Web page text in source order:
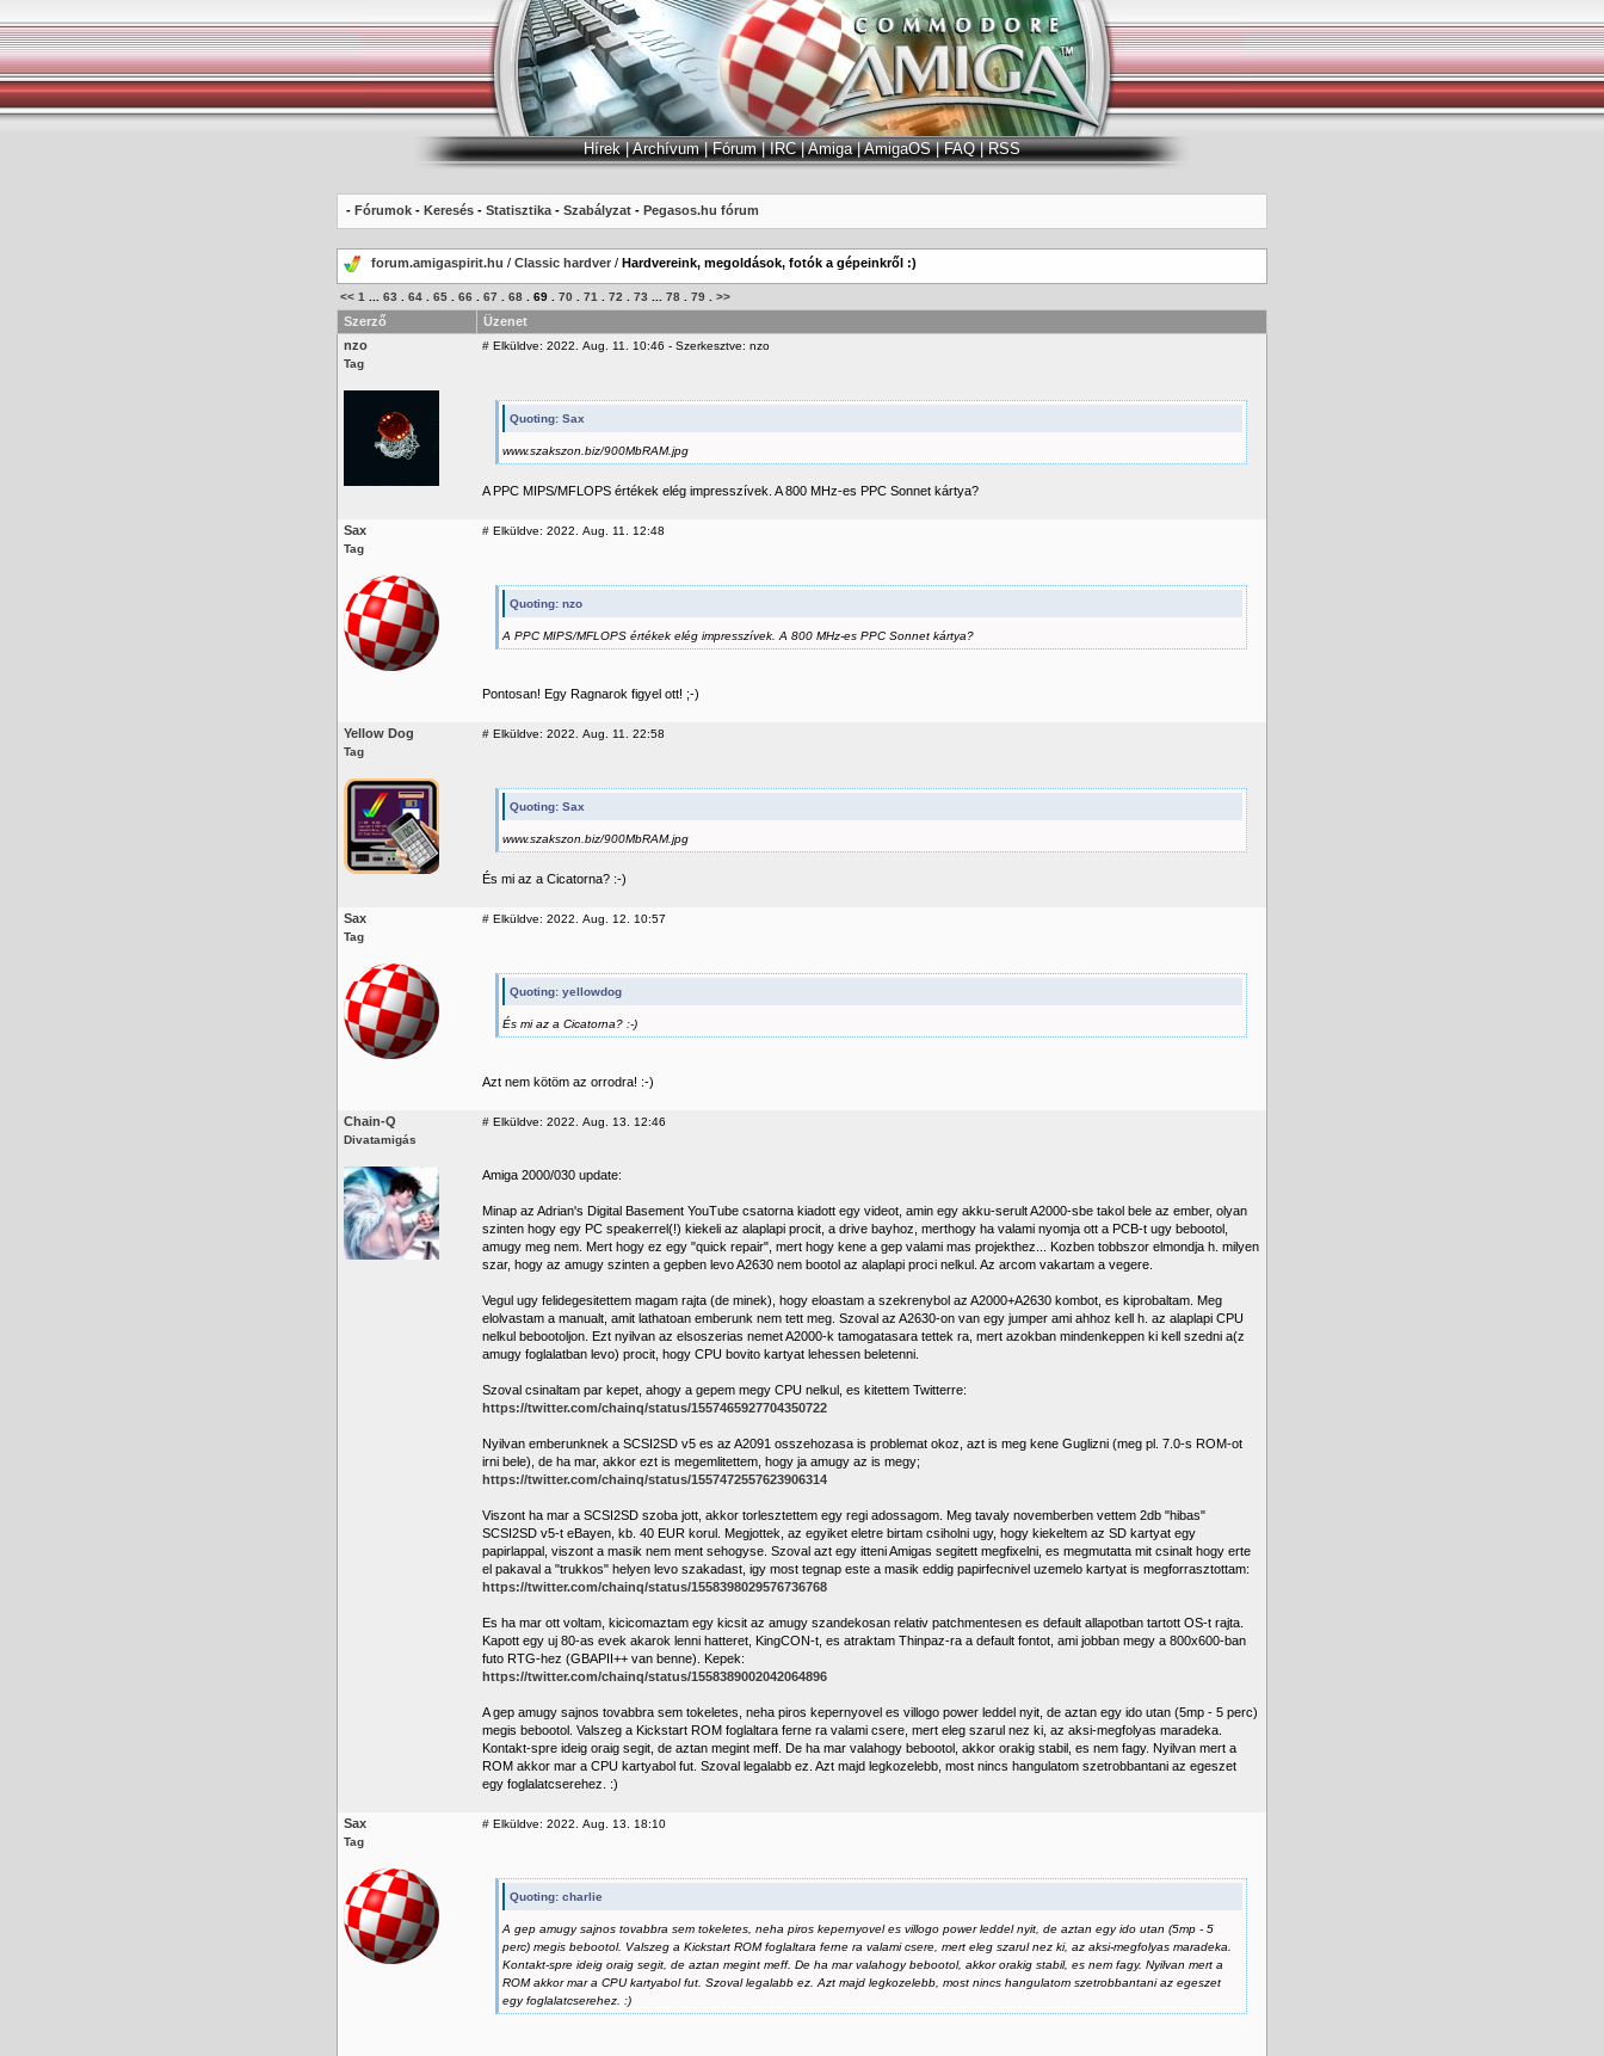
Hírek|Archívum|Fórum|IRC|Amiga|AmigaOS|FAQ|RSS
- Fórumok - Keresés - Statisztika - Szabályzat - Pegasos.hu fórum
forum.amigaspirit.hu / Classic hardver / Hardvereink, megoldások, fotók a gépeinkről :)
<< 1 63 64 65 66 67 68 69 70 71 72 73 78 79 >>
Szerző
Üzenet
nzo
Tag
# Elküldve: 2022. Aug. 11. 10:46 - Szerkesztve: nzo
Quoting: Sax
www.szakszon.biz/900MbRAM.jpg
A PPC MIPS/MFLOPS értékek elég impresszívek. A 800 MHz-es PPC Sonnet kártya?
Sax
Tag
# Elküldve: 2022. Aug. 11. 12:48
Quoting: nzo
A PPC MIPS/MFLOPS értékek elég impresszívek. A 800 MHz-es PPC Sonnet kártya?
Pontosan! Egy Ragnarok figyel ott! ;-)
Yellow Dog
Tag
# Elküldve: 2022. Aug. 11. 22:58
Quoting: Sax
www.szakszon.biz/900MbRAM.jpg
És mi az a Cicatorna? :-)
Sax
Tag
# Elküldve: 2022. Aug. 12. 10:57
Quoting: yellowdog
És mi az a Cicatorna? :-)
Azt nem kötöm az orrodra! :-)
Chain-Q
Divatamigás
# Elküldve: 2022. Aug. 13. 12:46
Amiga 2000/030 update:
Minap az Adrian's Digital Basement YouTube csatorna kiadott egy videot, amin egy akku-serult A2000-sbe takol bele az ember, olyan
szinten hogy egy PC speakerrel(!) kiekeli az alaplapi procit, a drive bayhoz, merthogy ha valami nyomja ott a PCB-t ugy bebootol,
amugy meg nem. Mert hogy ez egy "quick repair", mert hogy kene a gep valami mas projekthez... Kozben tobbszor elmondja h. milyen
szar, hogy az amugy szinten a gepben levo A2630 nem bootol az alaplapi proci nelkul. Az arcom vakartam a vegere.
Vegul ugy felidegesitettem magam rajta (de minek), hogy eloastam a szekrenybol az A2000+A2630 kombot, es kiprobaltam. Meg
elolvastam a manualt, amit lathatoan emberunk nem tett meg. Szoval az A2630-on van egy jumper ami ahhoz kell h. az alaplapi CPU
nelkul bebootoljon. Ezt nyilvan az elsoszerias nemet A2000-k tamogatasara tettek ra, mert azokban mindenkeppen ki kell szedni a(z
amugy foglalatban levo) procit, hogy CPU bovito kartyat lehessen beletenni.
Szoval csinaltam par kepet, ahogy a gepem megy CPU nelkul, es kitettem Twitterre:
https://twitter.com/chainq/status/1557465927704350722
Nyilvan emberunknek a SCSI2SD v5 es az A2091 osszehozasa is problemat okoz, azt is meg kene Guglizni (meg pl. 7.0-s ROM-ot
irni bele), de ha mar, akkor ezt is megemlitettem, hogy ja amugy az is megy;
https://twitter.com/chainq/status/1557472557623906314
Viszont ha mar a SCSI2SD szoba jott, akkor torlesztettem egy regi adossagom. Meg tavaly novemberben vettem 2db "hibas"
SCSI2SD v5-t eBayen, kb. 40 EUR korul. Megjottek, az egyiket eletre birtam csiholni ugy, hogy kiekeltem az SD kartyat egy
papirlappal, viszont a masik nem ment sehogyse. Szoval azt egy itteni Amigas segitett megfixelni, es megmutatta mit csinalt hogy erte
el pakaval a "trukkos" helyen levo szakadast, igy most tegnap este a masik eddig papirfecnivel uzemelo kartyat is megforrasztottam:
https://twitter.com/chainq/status/1558398029576736768
Es ha mar ott voltam, kicicomaztam egy kicsit az amugy szandekosan relativ patchmentesen es default allapotban tartott OS-t rajta.
Kapott egy uj 80-as evek akarok lenni hatteret, KingCON-t, es atraktam Thinpaz-ra a default fontot, ami jobban megy a 800x600-ban
futo RTG-hez (GBAPII++ van benne). Kepek:
https://twitter.com/chainq/status/1558389002042064896
A gep amugy sajnos tovabbra sem tokeletes, neha piros kepernyovel es villogo power leddel nyit, de aztan egy ido utan (5mp - 5 perc)
megis bebootol. Valszeg a Kickstart ROM foglaltara ferne ra valami csere, mert eleg szarul nez ki, az aksi-megfolyas maradeka.
Kontakt-spre ideig oraig segit, de aztan megint meff. De ha mar valahogy bebootol, akkor orakig stabil, es nem fagy. Nyilvan mert a
ROM akkor mar a CPU kartyabol fut. Szoval legalabb ez. Azt majd legkozelebb, most nincs hangulatom szetrobbantani az egeszet
egy foglalatcserehez. :)
Sax
Tag
# Elküldve: 2022. Aug. 13. 18:10
Quoting: charlie
A gep amugy sajnos tovabbra sem tokeletes, neha piros kepernyovel es villogo power leddel nyit, de aztan egy ido utan (5mp - 5
perc) megis bebootol. Valszeg a Kickstart ROM foglaltara ferne ra valami csere, mert eleg szarul nez ki, az aksi-megfolyas maradeka.
Kontakt-spre ideig oraig segit, de aztan megint meff. De ha mar valahogy bebootol, akkor orakig stabil, es nem fagy. Nyilvan mert a
ROM akkor mar a CPU kartyabol fut. Szoval legalabb ez. Azt majd legkozelebb, most nincs hangulatom szetrobbantani az egeszet
egy foglalatcserehez. :)